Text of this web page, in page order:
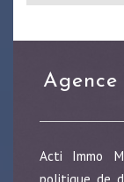
agence immobilière acti immo
Acti Immo
politique de